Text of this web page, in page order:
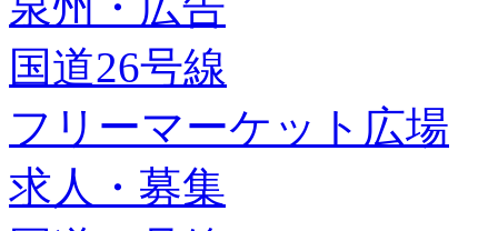
国道26号線
フリーマーケット広場
求人・募集